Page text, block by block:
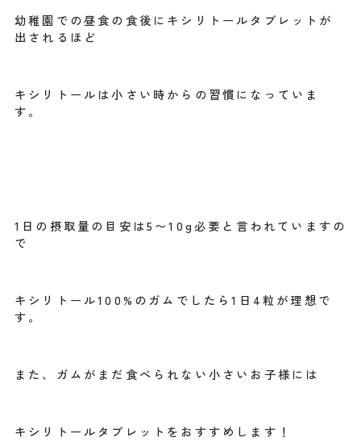
幼稚園での昼食の食後にキシリトールタブレットが
出されるほど
キシリトールは小さい時からの習慣になっていま
す。
1日の摂取量の目安は5〜10g必要と言われていますの
で
キシリトール100%のガムでしたら1日4粒が理想で
す。
また、ガムがまだ食べられない小さいお子様には
キシリトールタブレットをおすすめします！